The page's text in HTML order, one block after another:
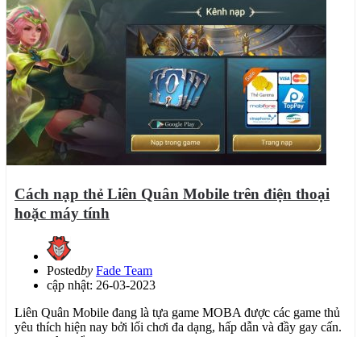
Cách nạp thẻ Liên Quân Mobile trên điện thoại
hoặc máy tính
Postedby Fade Team
cập nhật: 26-03-2023
Liên Quân Mobile đang là tựa game MOBA được các game thủ
yêu thích hiện nay bởi lối chơi đa dạng, hấp dẫn và đầy gay cấn.